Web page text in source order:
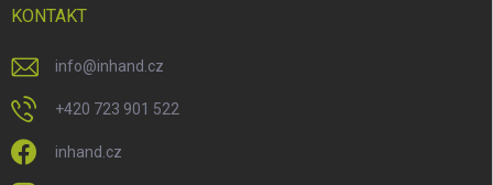
KONTAKT
info@inhand.cz
+420 723 901 522
inhand.cz